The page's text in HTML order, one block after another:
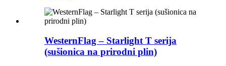
WesternFlag – Starlight T serija
(sušionica na prirodni plin)